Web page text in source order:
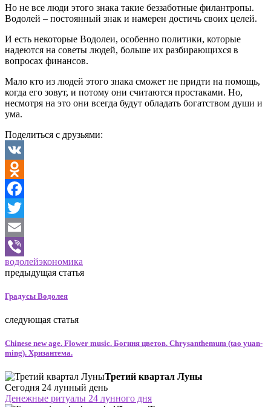
Но не все люди этого знака такие беззаботные филантропы.
Водолей – постоянный знак и намерен достичь своих целей.
И есть некоторые Водолеи, особенно политики, которые
надеются на советы людей, больше их разбирающихся в
вопросах финансов.
Мало кто из людей этого знака сможет не придти на помощь,
когда его зовут, и потому они считаются простаками. Но,
несмотря на это они всегда будут обладать богатством души и
ума.
Поделиться с друзьями:
VK
Odnoklassniki
Facebook
Twitter
Email
Viber
водолейэкономика
предыдущая статья
Градусы Водолея
следующая статья
Chinese new age. Flower music. Богиня цветов. Chrysanthemum (tao yuan-
ming). Хризантема.
Третий квартал Луны
Сегодня 24 лунный день
Денежные ритуалы 24 лунного дня